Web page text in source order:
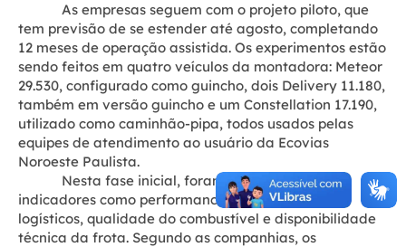
As empresas seguem com o projeto piloto, que
tem previsão de se estender até agosto, completando
12 meses de operação assistida. Os experimentos estão
sendo feitos em quatro veículos da montadora: Meteor
29.530, configurado como guincho, dois Delivery 11.180,
também em versão guincho e um Constellation 17.190,
utilizado como caminhão-pipa, todos usados pelas
equipes de atendimento ao usuário da Ecovias
Noroeste Paulista.
Nesta fase inicial, foram monitorados
indicadores como performance, consumo, custos
logísticos, qualidade do combustível e disponibilidade
técnica da frota. Segundo as companhias, os